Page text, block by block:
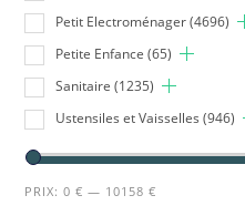
Petit Electroménager (4696)
Petite Enfance (65)
Sanitaire (1235)
Ustensiles et Vaisselles (946)
PRIX:0 € — 10158 €